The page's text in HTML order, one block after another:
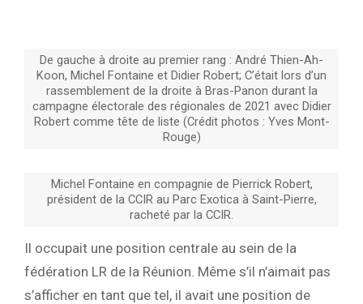
De gauche à droite au premier rang : André Thien-Ah-
Koon, Michel Fontaine et Didier Robert; C’était lors d’un
rassemblement de la droite à Bras-Panon durant la
campagne électorale des régionales de 2021 avec Didier
Robert comme tête de liste (Crédit photos : Yves Mont-
Rouge)
Michel Fontaine en compagnie de Pierrick Robert,
président de la CCIR au Parc Exotica à Saint-Pierre,
racheté par la CCIR.
Il occupait une position centrale au sein de la
fédération LR de la Réunion. Même s’il n’aimait pas
s’afficher en tant que tel, il avait une position de